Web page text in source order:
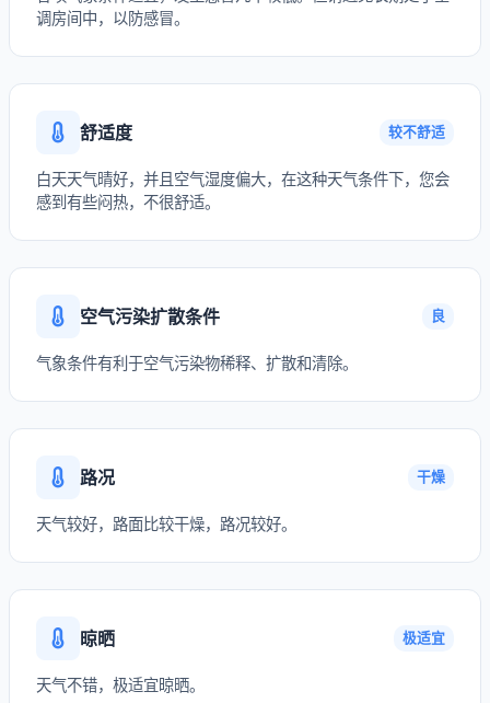
调房间中，以防感冒。
舒适度 较不舒适
白天天气晴好，并且空气湿度偏大，在这种天气条件下，您会
感到有些闷热，不很舒适。
空气污染扩散条件 良
气象条件有利于空气污染物稀释、扩散和清除。
路况 干燥
天气较好，路面比较干燥，路况较好。
晾晒 极适宜
天气不错，极适宜晾晒。